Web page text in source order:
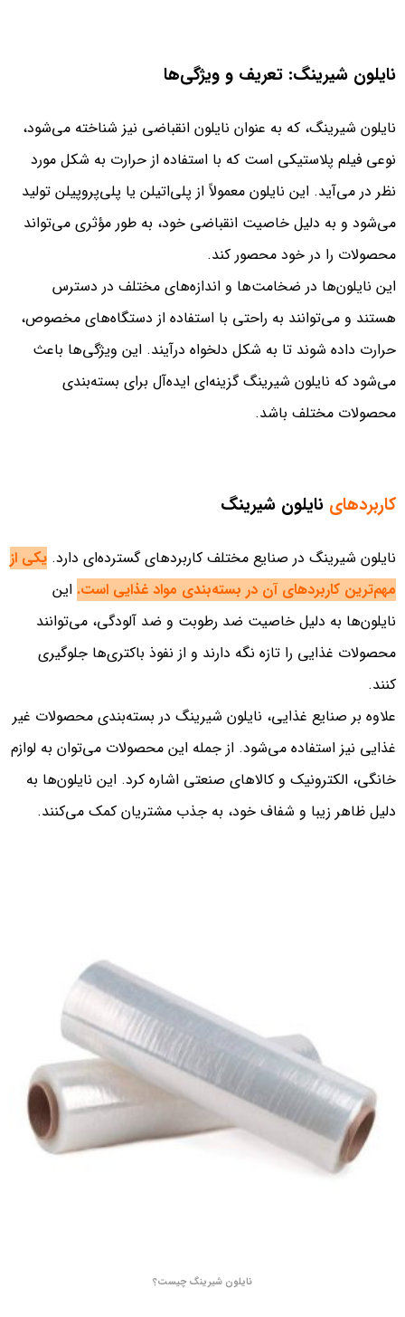
نایلون شیرینگ: تعریف و ویژگی‌ها
نایلون شیرینگ، که به عنوان نایلون انقباضی نیز شناخته می‌شود،
نوعی فیلم پلاستیکی است که با استفاده از حرارت به شکل مورد
نظر در می‌آید. این نایلون معمولاً از پلی‌اتیلن یا پلی‌پروپیلن تولید
می‌شود و به دلیل خاصیت انقباضی خود، به طور مؤثری می‌تواند
محصولات را در خود محصور کند.
این نایلون‌ها در ضخامت‌ها و اندازه‌های مختلف در دسترس
هستند و می‌توانند به راحتی با استفاده از دستگاه‌های مخصوص،
حرارت داده شوند تا به شکل دلخواه درآیند. این ویژگی‌ها باعث
می‌شود که نایلون شیرینگ گزینه‌ای ایده‌آل برای بسته‌بندی
محصولات مختلف باشد.
کاربردهای نایلون شیرینگ
نایلون شیرینگ در صنایع مختلف کاربردهای گسترده‌ای دارد. یکی از
مهم‌ترین کاربردهای آن در بسته‌بندی مواد غذایی است. این
نایلون‌ها به دلیل خاصیت ضد رطوبت و ضد آلودگی، می‌توانند
محصولات غذایی را تازه نگه دارند و از نفوذ باکتری‌ها جلوگیری
کنند.
علاوه بر صنایع غذایی، نایلون شیرینگ در بسته‌بندی محصولات غیر
غذایی نیز استفاده می‌شود. از جمله این محصولات می‌توان به لوازم
خانگی، الکترونیک و کالاهای صنعتی اشاره کرد. این نایلون‌ها به
دلیل ظاهر زیبا و شفاف خود، به جذب مشتریان کمک می‌کنند.
نایلون شیرینگ چیست؟